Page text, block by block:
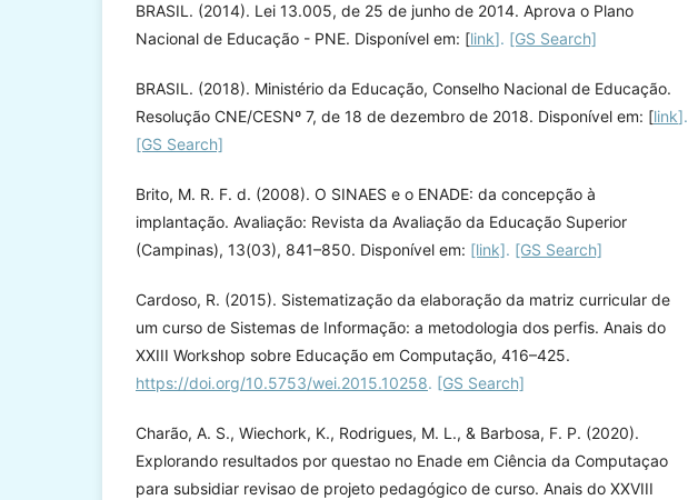
BRASIL. (2014). Lei 13.005, de 25 de junho de 2014. Aprova o Plano
Nacional de Educação - PNE. Disponível em: [link]. [GS Search]
BRASIL. (2018). Ministério da Educação, Conselho Nacional de Educação.
Resolução CNE/CESNº 7, de 18 de dezembro de 2018. Disponível em: [link].
[GS Search]
Brito, M. R. F. d. (2008). O SINAES e o ENADE: da concepção à
implantação. Avaliação: Revista da Avaliação da Educação Superior
(Campinas), 13(03), 841–850. Disponível em: [link]. [GS Search]
Cardoso, R. (2015). Sistematização da elaboração da matriz curricular de
um curso de Sistemas de Informação: a metodologia dos perfis. Anais do
XXIII Workshop sobre Educação em Computação, 416–425.
https://doi.org/10.5753/wei.2015.10258. [GS Search]
Charão, A. S., Wiechork, K., Rodrigues, M. L., & Barbosa, F. P. (2020).
Explorando resultados por questao no Enade em Ciência da Computaçao
para subsidiar revisao de projeto pedagógico de curso. Anais do XXVIII